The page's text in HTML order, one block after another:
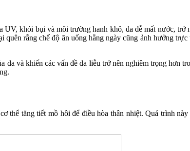
khói bụi và môi trường hanh khô, da dễ mất nước, trở
rằng chế độ ăn uống hằng ngày cũng ảnh hưởng
và khiến các vấn đề da liễu trở nên nghiêm trọng hơn
tăng tiết mồ hôi để điều hòa thân nhiệt. Quá trình